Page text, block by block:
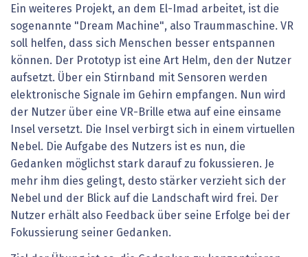
Ein weiteres Projekt, an dem El-Imad arbeitet, ist die
sogenannte "Dream Machine", also Traummaschine. VR
soll helfen, dass sich Menschen besser entspannen
können. Der Prototyp ist eine Art Helm, den der Nutzer
aufsetzt. Über ein Stirnband mit Sensoren werden
elektronische Signale im Gehirn empfangen. Nun wird
der Nutzer über eine VR-Brille etwa auf eine einsame
Insel versetzt. Die Insel verbirgt sich in einem virtuellen
Nebel. Die Aufgabe des Nutzers ist es nun, die
Gedanken möglichst stark darauf zu fokussieren. Je
mehr ihm dies gelingt, desto stärker verzieht sich der
Nebel und der Blick auf die Landschaft wird frei. Der
Nutzer erhält also Feedback über seine Erfolge bei der
Fokussierung seiner Gedanken.